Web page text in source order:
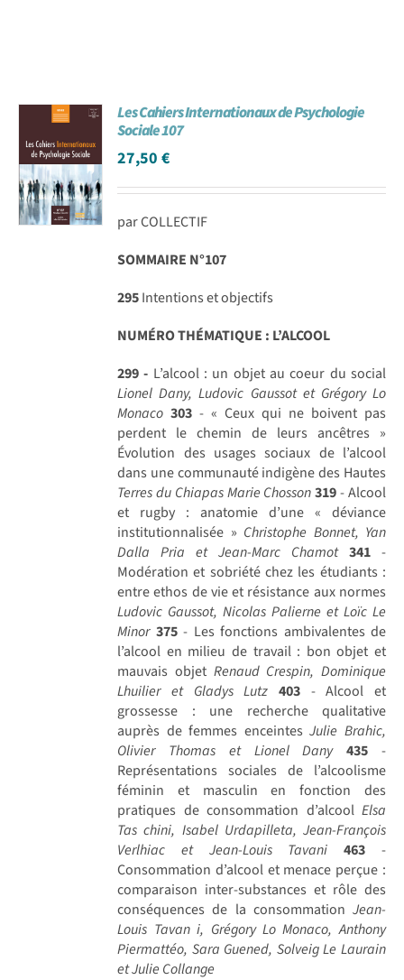
Les Cahiers Internationaux de Psychologie
Sociale 107
27,50€
par COLLECTIF
SOMMAIRE N°107
295Intentions et objectifs
NUMÉRO THÉMATIQUE : L’ALCOOL
299 - L’alcool : un objet au coeur du social
Lionel Dany, Ludovic Gaussot et Grégory Lo
Monaco 303 - « Ceux qui ne boivent pas
perdent le chemin de leurs ancêtres »
Évolution des usages sociaux de l’alcool
dans une communauté indigène des Hautes
Terres du ChiapasMarie Chosson319- Alcool
et rugby : anatomie d’une « déviance
institutionnalisée » Christophe Bonnet, Yan
Dalla Pria et Jean-Marc Chamot 341 -
Modération et sobriété chez les étudiants :
entre ethos de vie et résistance aux normes
Ludovic Gaussot, Nicolas Palierne et Loïc Le
Minor 375- Les fonctions ambivalentes de
l’alcool en milieu de travail : bon objet et
mauvais objet Renaud Crespin, Dominique
Lhuilier et Gladys Lutz 403- Alcool et
grossesse : une recherche qualitative
auprès de femmes enceintesJulie Brahic,
Olivier Thomas et Lionel Dany
435 -
Représentations sociales de l’alcoolisme
féminin et masculin en fonction des
pratiques de consommation d’alcool Elsa
Tas chini, Isabel Urdapilleta, Jean-François
Verlhiac et Jean-Louis Tavani
463 -
Consommation d’alcool et menace perçue :
comparaison inter-substances et rôle des
conséquences de la consommation Jean-
Louis Tavan i, Grégory Lo Monaco, Anthony
Piermattéo, Sara Guened, Solveig Le Laurain
et Julie Collange